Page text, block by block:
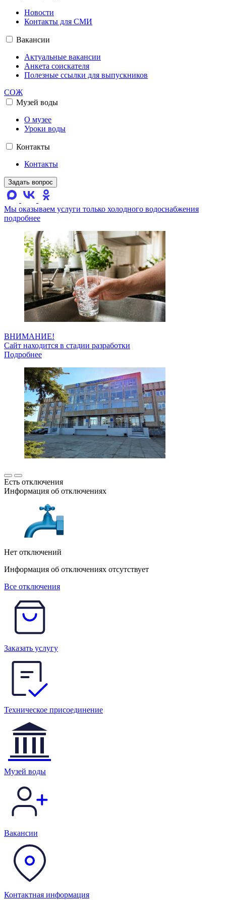
Новости
Контакты для СМИ
Вакансии
Актуальные вакансии
Анкета соискателя
Полезные ссылки для выпускников
СОЖ
Музей воды
О музее
Уроки воды
Контакты
Контакты
Задать вопрос
Мы оказываем услуги только холодного водоснабжения
подробнее
ВНИМАНИЕ!
Сайт находится в стадии разработки
Подробнее
Есть отключения
Информация об отключениях
Нет отключений
Информация об отключениях отсутствует
Все отключения
Заказать услугу
Техническое присоединение
Музей воды
Вакансии
Контактная информация